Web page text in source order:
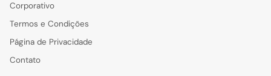
Corporativo
Termos e Condições
Página de Privacidade
Contato